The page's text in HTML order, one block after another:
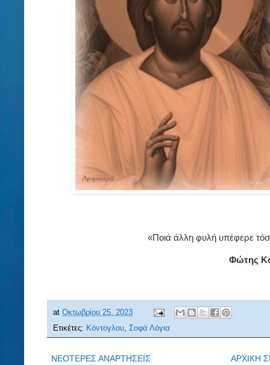
«Ποιά άλλη φυλή υπέφερε
Φώτης
at Οκτωβρίου 25, 2023
Ετικέτες: Κόντογλου, Σοφά Λόγια
ΝΕΟΤΕΡΕΣ ΑΝΑΡΤΗΣΕΙΣ ΑΡΧΙΚΗ